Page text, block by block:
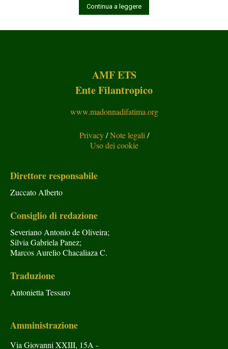
Continua a leggere
AMF ETS
Ente Filantropico
www.madonnadifatima.org
Privacy/Note legali /
Uso dei cookie
Direttore responsabile
Zuccato Alberto
Consiglio di redazione
Severiano Antonio de Oliveira;
Silvia Gabriela Panez;
Marcos Aurelio Chacaliaza C.
Traduzione
Antonietta Tessaro
Amministrazione
Via Giovanni XXIII, 15A -